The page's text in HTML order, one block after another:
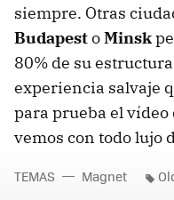
siempre. Otras
BudapestoMinsk
80% de su
experiencia salvaje
para prueba el
vemos con todo lujo
TEMAS Magnet